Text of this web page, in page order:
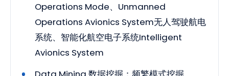
Operations Mode、Unmanned
Operations Avionics System无人驾驶航电
系统、智能化航空电子系统Intelligent
Avionics System